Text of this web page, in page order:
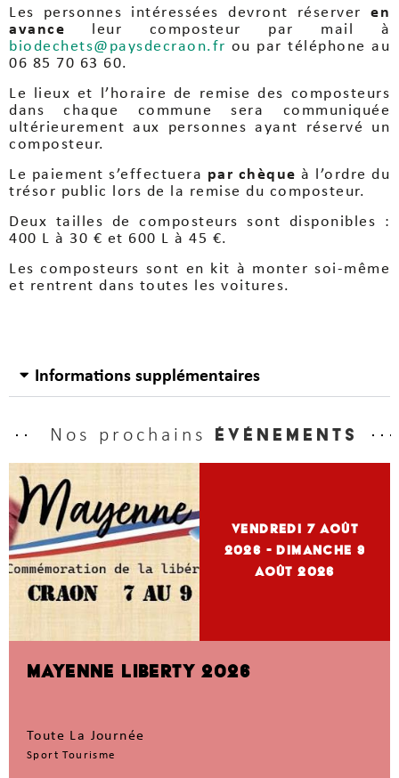
Les personnes intéressées devront réserver en
avance leur composteur par mail à
biodechets@paysdecraon.fr ou par téléphone au
06 85 70 63 60.
Le lieux et l’horaire de remise des composteurs
dans chaque commune sera communiquée
ultérieurement aux personnes ayant réservé un
composteur.
Le paiement s’effectuera par chèque à l’ordre du
trésor public lors de la remise du composteur.
Deux tailles de composteurs sont disponibles :
400 L à 30 € et 600 L à 45 €.
Les composteurs sont en kit à monter soi-même
et rentrent dans toutes les voitures.
Informations supplémentaires
Nos prochains événements
vendredi 7Août
2026 - dimanche 9
Août 2026
MAYENNE LIBERTY 2026
Toute La Journée
Sport Tourisme